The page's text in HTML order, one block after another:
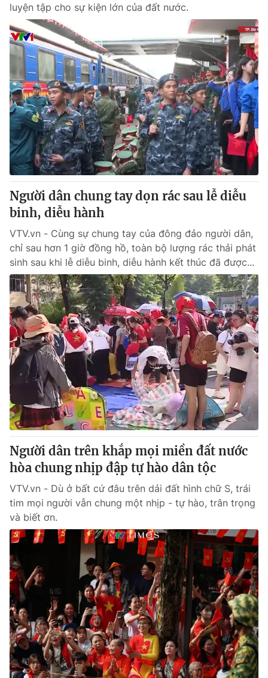
Liên hệ quảng cáo: 024-7300.7108
® Cấm sao chép dưới mọi hình thức nếu không có sự chấp
thuận bằng văn bản. Ghi rõ nguồn VTV.vn khi phát hành lại
thông tin từ website này.
luyện tập cho sự kiện lớn của đất nước.
Người dân chung tay dọn rác sau lễ diễu
binh, diễu hành
VTV.vn - Cùng sự chung tay của đông đảo người dân,
chỉ sau hơn 1 giờ đồng hồ, toàn bộ lượng rác thải phát
sinh sau khi lễ diễu binh, diễu hành kết thúc đã được...
Người dân trên khắp mọi miền đất nước
hòa chung nhịp đập tự hào dân tộc
VTV.vn - Dù ở bất cứ đâu trên dải đất hình chữ S, trái
tim mọi người vẫn chung một nhịp - tự hào, trân trọng
và biết ơn.